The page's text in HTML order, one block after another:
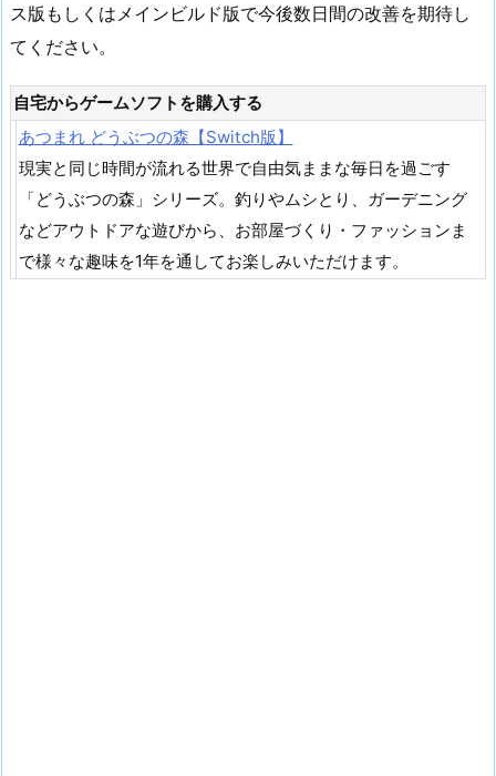
ス版もしくはメインビルド版で今後数日間の改善を期待し
てください。
自宅からゲームソフトを購入する
あつまれ どうぶつの森【Switch版】
現実と同じ時間が流れる世界で自由気ままな毎日を過ごす
「どうぶつの森」シリーズ。釣りやムシとり、ガーデニング
などアウトドアな遊びから、お部屋づくり・ファッションま
で様々な趣味を1年を通してお楽しみいただけます。